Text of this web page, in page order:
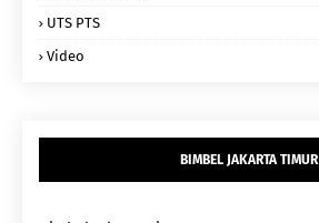
UTS PTS
Video
BIMBEL JAKARTA TIMUR